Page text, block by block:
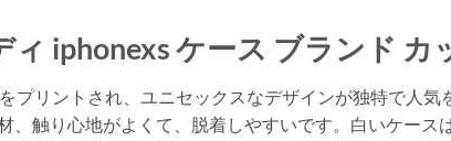
iphonexs ケース ブランド カ
プリントされ、ユニセックスなデザインが独特で人気
触り心地がよくて、脱着しやすいです。白いケース